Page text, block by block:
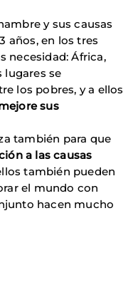
y sus causas
años, en los tres
necesidad: África,
lugares se
los pobres, y a ellos
sus
también para que
a las causas
también pueden
el mundo con
hacen mucho